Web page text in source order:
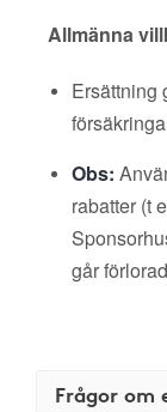
Allmänna
Ersättning
Obs:
rabatter (t
går
Frågor om